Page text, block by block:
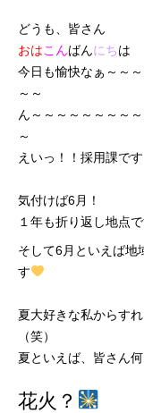
どうも、皆さん
おはこんばんにちは
今日も愉快なぁ～～
～～
ん～～～～～～～～
～
えいっ！！採用課です
気付けば6月！
１年も折り返し地点
そして6月といえば地
す
夏大好きな私からす
（笑）
夏といえば、皆さん
花火？